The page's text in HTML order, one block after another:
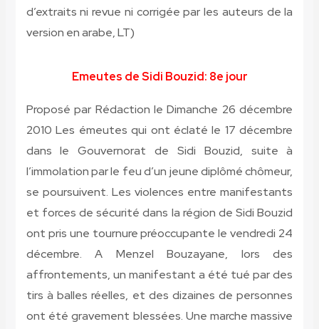
d’extraits ni revue ni corrigée par les auteurs de la
version en arabe, LT)
Emeutes de Sidi Bouzid: 8e jour
Proposé par Rédaction le Dimanche 26 décembre
2010 Les émeutes qui ont éclaté le 17 décembre
dans le Gouvernorat de Sidi Bouzid, suite à
l’immolation par le feu d’un jeune diplômé chômeur,
se poursuivent. Les violences entre manifestants
et forces de sécurité dans la région de Sidi Bouzid
ont pris une tournure préoccupante le vendredi 24
décembre. A Menzel Bouzayane, lors des
affrontements, un manifestant a été tué par des
tirs à balles réelles, et des dizaines de personnes
ont été gravement blessées. Une marche massive